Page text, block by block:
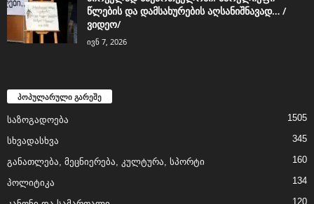
წლების და დამსახურების აღსანიშნავად… /
ვიდეო/
ივნ 7, 2026
პოპულარული გარეშე
საზოგადოება 1505
სხვადასხვა 345
განათლება, მეცნიერება, კულტურა, სპორტი 160
პოლიტიკა 134
120